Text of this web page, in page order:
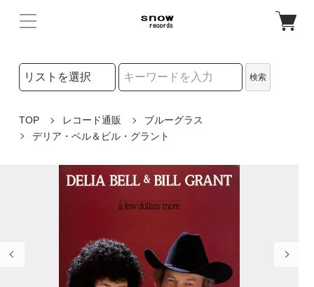
検索リストの選択
検索
TOP レコード通販
ブルーグラス
デリア・ベル＆ビル・グラント